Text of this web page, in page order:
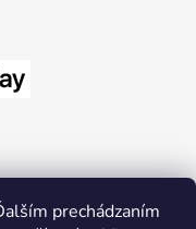
prechádzaním